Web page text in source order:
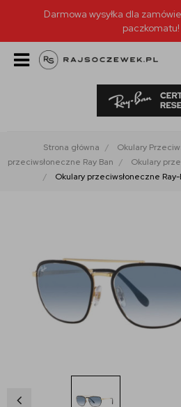
Darmowa wysyłka dla
paczkomatu!
Strona główna Okulary
przeciwsłoneczne Ray Ban
Okulary
Okulary przeciwsłoneczne